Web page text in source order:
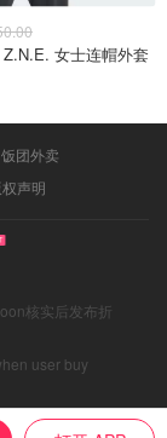
女士连帽外套
饭团外卖
声明
核实后发布折
user buy